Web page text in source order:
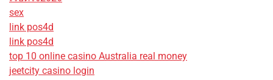
sex
link pos4d
link pos4d
top 10 online casino Australia real money
jeetcity casino login